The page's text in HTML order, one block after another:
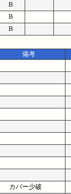
B
B
B
備考
カバー少破